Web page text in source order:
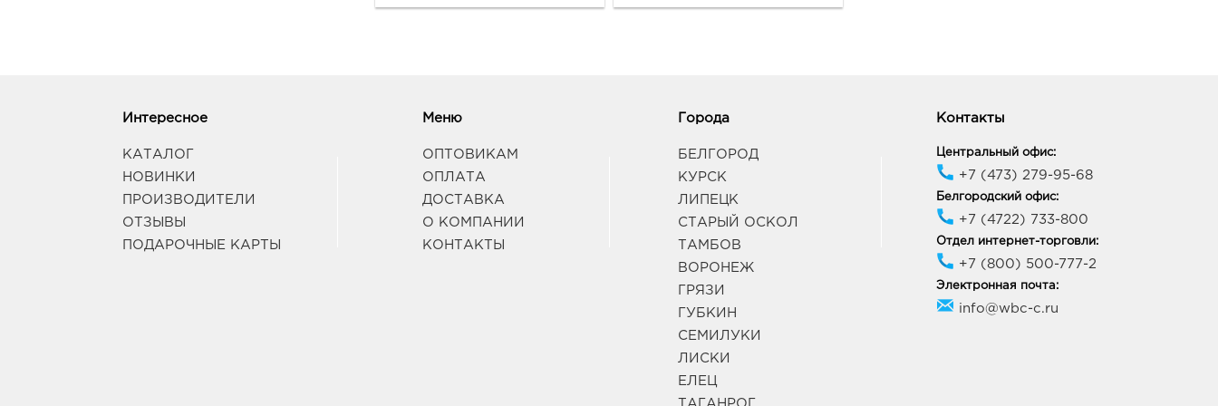
Интересное
КАТАЛОГ
НОВИНКИ
ПРОИЗВОДИТЕЛИ
ОТЗЫВЫ
ПОДАРОЧНЫЕ КАРТЫ
Меню
ОПТОВИКАМ
ОПЛАТА
ДОСТАВКА
О КОМПАНИИ
КОНТАКТЫ
Города
БЕЛГОРОД
КУРСК
ЛИПЕЦК
СТАРЫЙ ОСКОЛ
ТАМБОВ
ВОРОНЕЖ
ГРЯЗИ
ГУБКИН
СЕМИЛУКИ
ЛИСКИ
ЕЛЕЦ
Контакты
Центральный офис:
+7 (473) 279-95-68
Белгородский офис:
+7 (4722) 733-800
Отдел интернет-торговли:
+7 (800) 500-777-2
Электронная почта:
info@wbc-c.ru